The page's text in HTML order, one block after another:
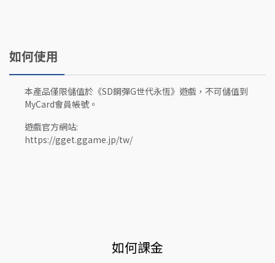
如何使用
本產品僅限儲值於《SD鋼彈G世代永恆》遊戲，不可儲值到
MyCard會員帳號。
遊戲官方網站:
https://gget.ggame.jp/tw/
如何課金